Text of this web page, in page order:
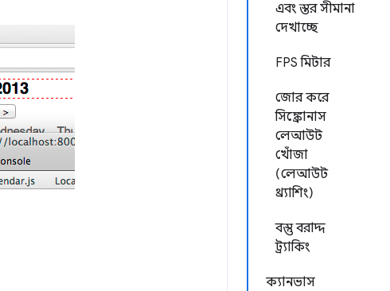
এবং স্তর সীমানা
দেখাচ্ছে
FPS মিটার
জোর করে
সিঙ্ক্রোনাস
লেআউট
খোঁজা
(লেআউট
থ্র্যাশিং)
বস্তু বরাদ্দ
ট্র্যাকিং
ক্যানভাস